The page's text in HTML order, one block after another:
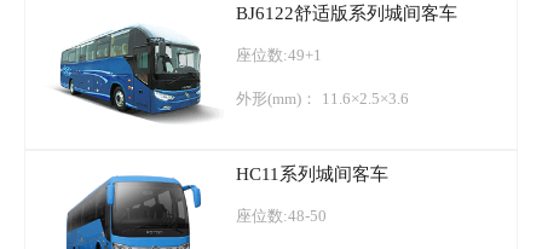
BJ6122舒适版系列城间客车
座位数:49+1
外形(mm)： 11.6×2.5×3.6
HC11系列城间客车
座位数:48-50